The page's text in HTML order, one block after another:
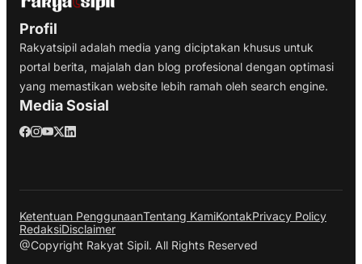
Profil
Rakyatsipil adalah media yang diciptakan khusus untuk
portal berita, majalah dan blog profesional dengan optimasi
yang memastikan website lebih ramah oleh search engine.
Media Sosial
Ketentuan PenggunaanTentang KamiKontakPrivacy Policy
RedaksiDisclaimer
@Copyright Rakyat Sipil. All Rights Reserved